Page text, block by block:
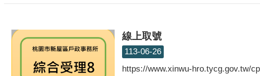
線上取號
113-06-26
https://www.xinwu-hro.tycg.gov.tw/